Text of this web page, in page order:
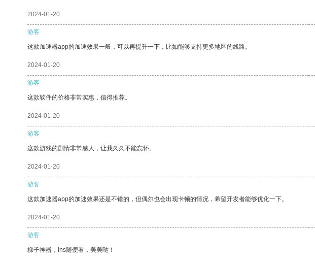
2024-01-20
游客
这款加速器app的加速效果一般，可以再提升一下，比如能够支持更多地区的线路。
2024-01-20
游客
这款软件的价格非常实惠，值得推荐。
2024-01-20
游客
这款游戏的剧情非常感人，让我久久不能忘怀。
2024-01-20
游客
这款加速器app的加速效果还是不错的，但偶尔也会出现卡顿的情况，希望开发者能够优化一下。
2024-01-20
游客
梯子神器，ins随便看，美美哒！